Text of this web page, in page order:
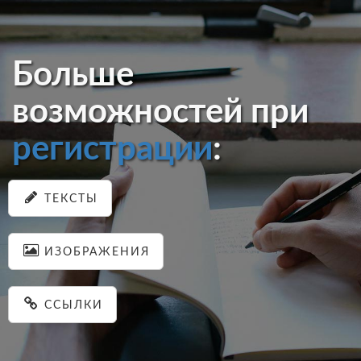
Больше
возможностей при
регистрации:
ТЕКСТЫ
ИЗОБРАЖЕНИЯ
ССЫЛКИ